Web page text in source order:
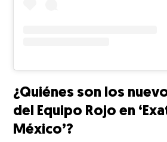
¿Quiénes son los
del Equipo Rojo en
México’?